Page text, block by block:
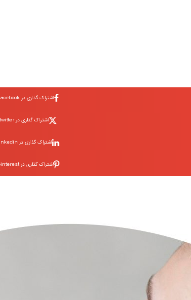
اشتراک گذاری در facebook
اشتراک گذاری در twitter
اشتراک گذاری در linkedin
اشتراک گذاری در pinterest